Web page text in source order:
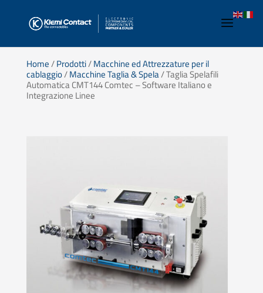
Home/Prodotti/Macchine ed Attrezzature per il
cablaggio/Macchine Taglia & Spela/ Taglia Spelafili
Automatica CMT144 Comtec – Software Italiano e
Integrazione Linee